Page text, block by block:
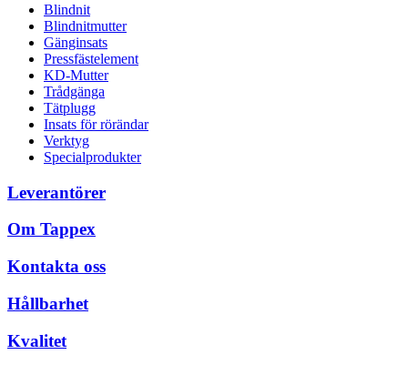
Blindnit
Blindnitmutter
Gänginsats
Pressfästelement
KD-Mutter
Trådgänga
Tätplugg
Insats för rörändar
Verktyg
Specialprodukter
Leverantörer
Om Tappex
Kontakta oss
Hållbarhet
Kvalitet